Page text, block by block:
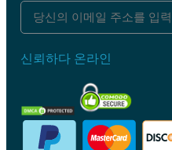
신뢰하다 온라인